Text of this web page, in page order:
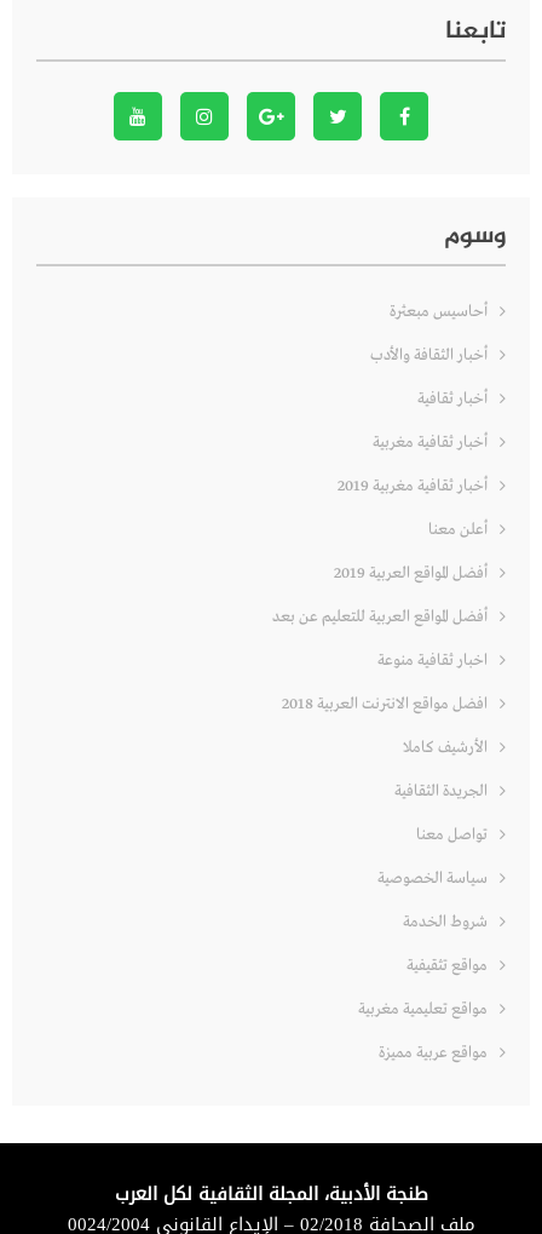
تابعنا
وسوم
أحاسيس مبعثرة
أخبار الثقافة والأدب
أخبار ثقافية
أخبار ثقافية مغربية
أخبار ثقافية مغربية 2019
أعلن معنا
أفضل المواقع العربية 2019
أفضل المواقع العربية للتعليم عن بعد
اخبار ثقافية منوعة
افضل مواقع الانترنت العربية 2018
الأرشيف كاملا
الجريدة الثقافية
تواصل معنا
سياسة الخصوصية
شروط الخدمة
مواقع تثقيفية
مواقع تعليمية مغربية
مواقع عربية مميزة
طنجة الأدبية، المجلة الثقافية لكل العرب
ملف الصحافة 02/2018 – الإيداع القانوني 0024/2004